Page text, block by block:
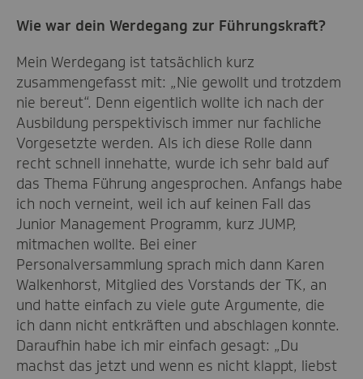
Wie war dein Werdegang zur Führungskraft?
Mein Werdegang ist tatsächlich kurz
zusammengefasst mit: „Nie gewollt und trotzdem
nie bereut“. Denn eigentlich wollte ich nach der
Ausbildung perspektivisch immer nur fachliche
Vorgesetzte werden. Als ich diese Rolle dann
recht schnell innehatte, wurde ich sehr bald auf
das Thema Führung angesprochen. Anfangs habe
ich noch verneint, weil ich auf keinen Fall das
Junior Management Programm, kurz JUMP,
mitmachen wollte. Bei einer
Personalversammlung sprach mich dann Karen
Walkenhorst, Mitglied des Vorstands der TK, an
und hatte einfach zu viele gute Argumente, die
ich dann nicht entkräften und abschlagen konnte.
Daraufhin habe ich mir einfach gesagt: „Du
machst das jetzt und wenn es nicht klappt, liebst